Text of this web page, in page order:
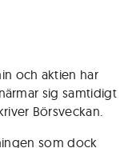
och aktien har
sig samtidigt
Börsveckan.
som dock